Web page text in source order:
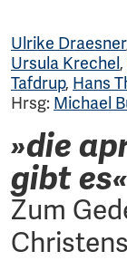
Ulrike Draesner
Ursula Krechel ,
Tafdrup, Hans
Hrsg: Michael
»die
gibt es«
Zum